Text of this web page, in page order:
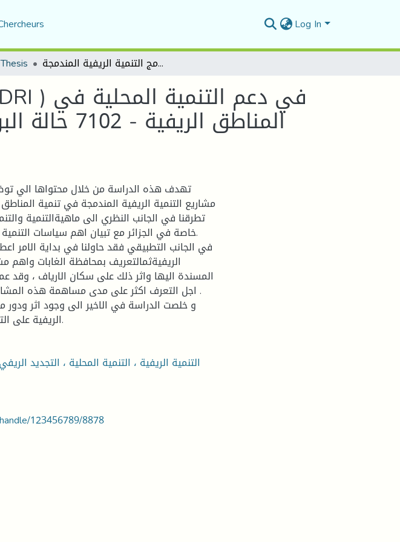
Log In
دور برامج التنمية الريفية المندمجة (PPDRI ) في دعم التنمية المحلية في المناطق الريفية - 7102 حالة البرامج المسيرة من طرف محافظة الغابات لولاية المسيلة 7101
المناطق
تهدف هذه الدراسة من خلال محتواها الي
مشاريع التنمية الريفية المندمجة في تنمية
تطرقنا في الجانب النظري الى ماهيةالتنمية
خاصة في الجزائر مع تبيان اهم سياسات التنمية
في الجانب التطبيقي فقد حاولنا في بداية الامر
الريفيةثمالتعريف بمحافظة الغابات واهم
المسندة اليها واثر ذلك على سكان الارياف ، وقد
اجل التعرف اكثر على مدى مساهمة هذه
و خلصت الدراسة في الاخير الى وجود اثر ودور
الريفية على التنمية المحليه لسكان الارياف.
التنمية الريفية ، التنمية المحلية ، التجديد
123456789/8878